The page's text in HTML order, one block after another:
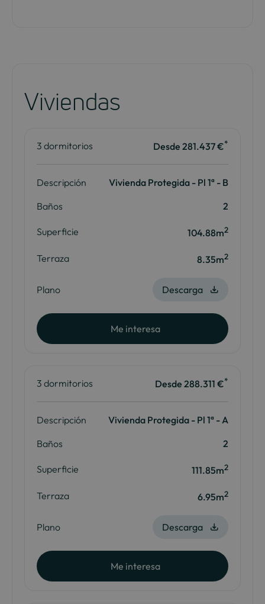
Viviendas
3 dormitorios Desde 281.437 €*
Descripción
Vivienda Protegida - Pl 1ª - B
Baños
2
Superficie 104.88m2
Terraza 8.35m2
Plano Descarga
Me interesa
3 dormitorios Desde 288.311 €*
Descripción
Vivienda Protegida - Pl 1ª - A
Baños
2
Superficie 111.85m2
Terraza 6.95m2
Plano Descarga
Me interesa